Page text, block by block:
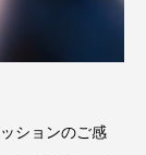
ションのご感